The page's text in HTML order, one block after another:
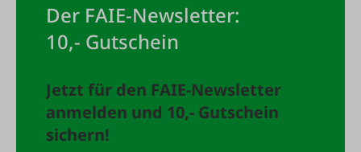
Der FAIE-Newsletter:
10,- Gutschein
Jetzt für den FAIE-Newsletter
anmelden und 10,- Gutschein
sichern!